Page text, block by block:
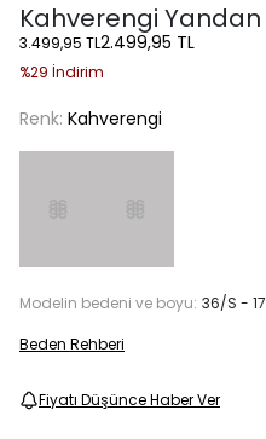
Kahverengi
3.499,95 TL2.499,95 TL
%29 İndirim
Renk: Kahverengi
Modelin bedeni ve boyu: 36/S -
Beden Rehberi
Fiyatı Düşünce Haber Ver